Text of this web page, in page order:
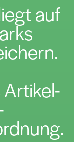
auf
Artikel-